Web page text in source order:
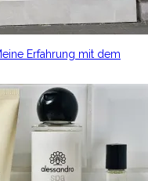
Erfahrung mit dem